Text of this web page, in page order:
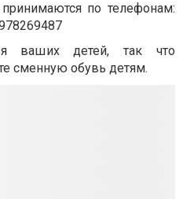
по телефонам:
ваших детей, так что
сменную обувь детям.